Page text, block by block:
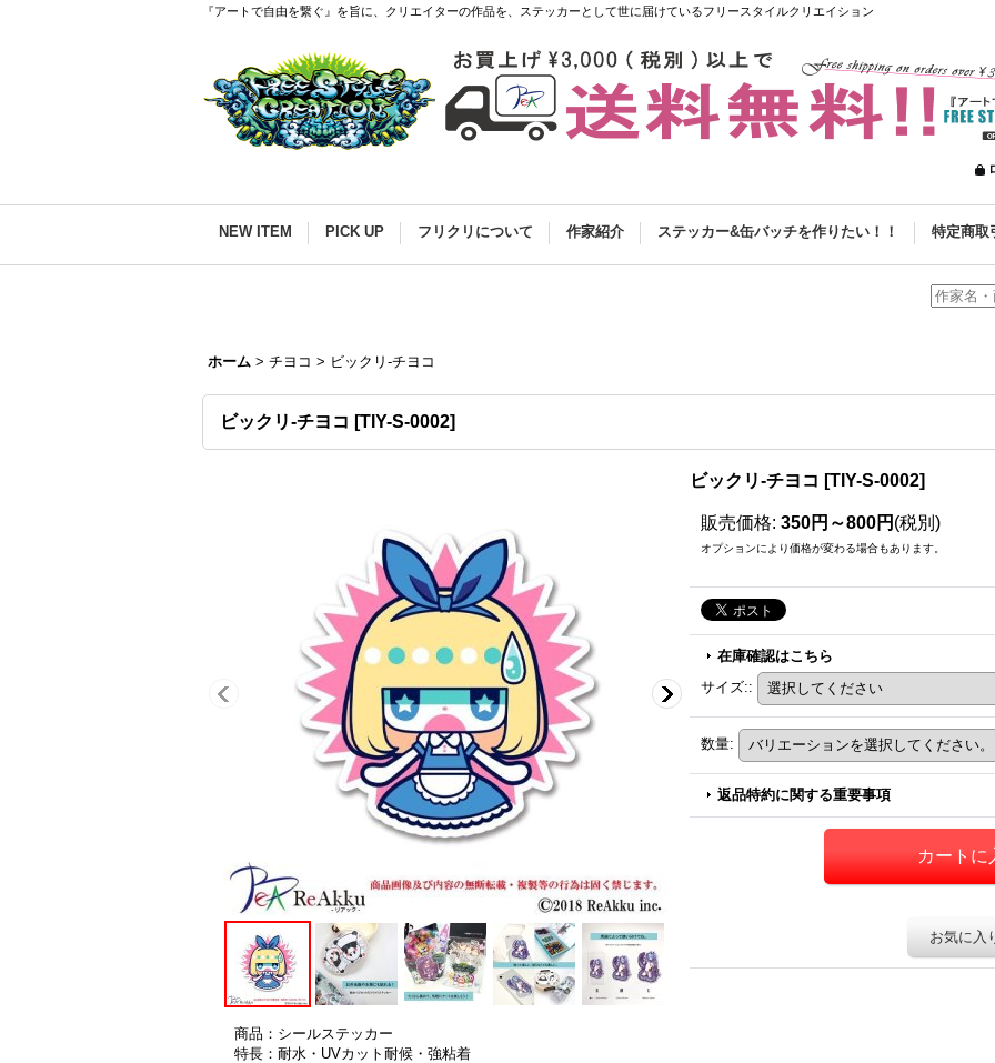
『アートで自由を繋ぐ』を旨に、クリエイターの作品を、ステッカーとして世に届けているフリースタイルクリエイション
NEW ITEM PICK UP フリクリについて 作家紹介 ステッカー&缶バッチを作りたい！！ 特定商取
ホーム > チヨコ > ビックリ-チヨコ
ビックリ-チヨコ [TIY-S-0002]
ビックリ-チヨコ [TIY-S-0002]
販売価格: 350円～800円 (税別)
オプションにより価格が変わる場合もあります。
在庫確認はこちら
サイズ::
数量:
返品特約に関する重要事項
お気に入
商品：シールステッカー
特長：耐水・UVカット耐候・強粘着